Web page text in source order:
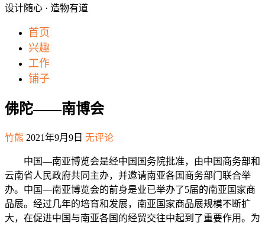
设计随心 · 造物有道
首页
兴趣
工作
铺子
佛陀——南博会
竹熊 2021年9月9日 无评论
中国—南亚博览会是经中国国务院批准，由中国商务部和
云南省人民政府共同主办，并邀请南亚各国商务部门联合举
办。中国—南亚博览会的前身是业已举办了5届的南亚国家商
品展。经过几年的培育和发展，南亚国家商品展规模不断扩
大，在促进中国与南亚各国的经贸交往中起到了重要作用。为